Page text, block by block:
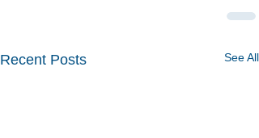
Recent Posts See All